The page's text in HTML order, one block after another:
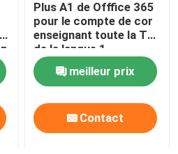
Plus A1 de Offfice 365
pour le compte de cor
enseignant toute la TB
de la langue 1
meilleur prix
Contact